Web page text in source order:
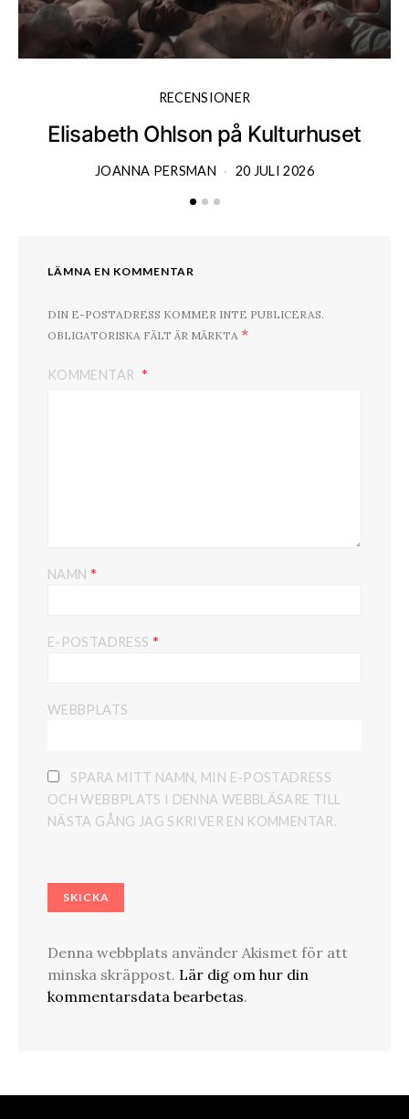
RECENSIONER
Elisabeth Ohlson på Kulturhuset
JOANNA PERSMAN 20 JULI 2026
LÄMNA EN KOMMENTAR
DIN E-POSTADRESS KOMMER INTE PUBLICERAS.
OBLIGATORISKA FÄLT ÄR MÄRKTA *
KOMMENTAR
NAMN *
E-POSTADRESS *
WEBBPLATS
SPARA MITT NAMN, MIN E-POSTADRESS
OCH WEBBPLATS I DENNA WEBBLÄSARE TILL
NÄSTA GÅNG JAG SKRIVER EN KOMMENTAR.
Denna webbplats använder Akismet för att
minska skräppost. Lär dig om hur din
kommentarsdata bearbetas.